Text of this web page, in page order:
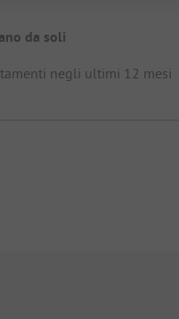
da soli
negli ultimi 12 mesi